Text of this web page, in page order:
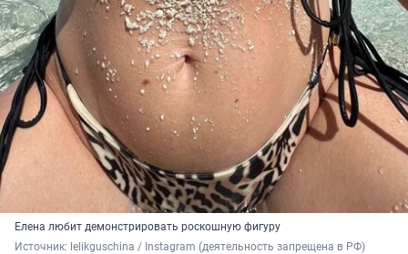
Елена любит демонстрировать роскошную фигуру
Источник: lelikguschina / Instagram (деятельность запрещена в РФ)